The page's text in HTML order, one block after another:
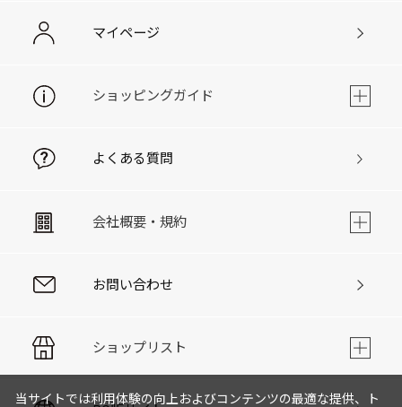
マイページ
ショッピングガイド
よくある質問
会社概要・規約
お問い合わせ
ショップリスト
当サイトでは利用体験の向上およびコンテンツの最適な提供、ト